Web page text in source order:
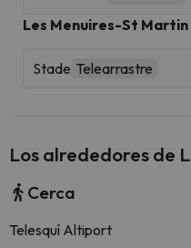
Les Menuires-St Martin
Stade Telearrastre
Los alrededores de
Cerca
Telesquí Altiport